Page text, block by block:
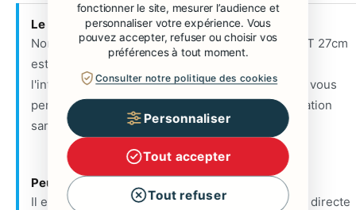
Le matelas est-il livré roulé ?
Non, le MATELAS TEMPUR PRO PLUS COOLQUILT 27cm
est toujours livré à plat. Cette méthode préserve
l'intégrité des cellules de la mémoire de forme et vous
permet de l'utiliser immédiatement après l'installation
sans attendre qu'il reprenne sa forme.
Peut-on utiliser une couverture chauffante ?
Il est déconseillé d'utiliser une source de chaleur directe
fonctionner le site, mesurer l’audience et
personnaliser votre expérience. Vous
pouvez accepter, refuser ou choisir vos
préférences à tout moment.
Consulter notre politique des cookies
Tout refuser
Personnaliser
Tout accepter